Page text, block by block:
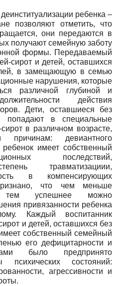
ребенка –
позволяют отметить, что
они передаются в
получают семейную заботу
формы. Передаваемый
сирот и детей, оставшихся
в замещающую в семью
нарушения, которые
различной глубиной и
действия
Дети, оставшиеся без
попадают в специальные
в различном возрасте,
девиантного
имеет собственный
последствий,
травматизациии,
в компенсирующих
что чем меньше
тем успешнее можно
привязанности ребенка
Каждый воспитанник
и детей, оставшихся без
собственный семейный
его дефицитарности и
было предпринято
психических состояний:
агрессивности и